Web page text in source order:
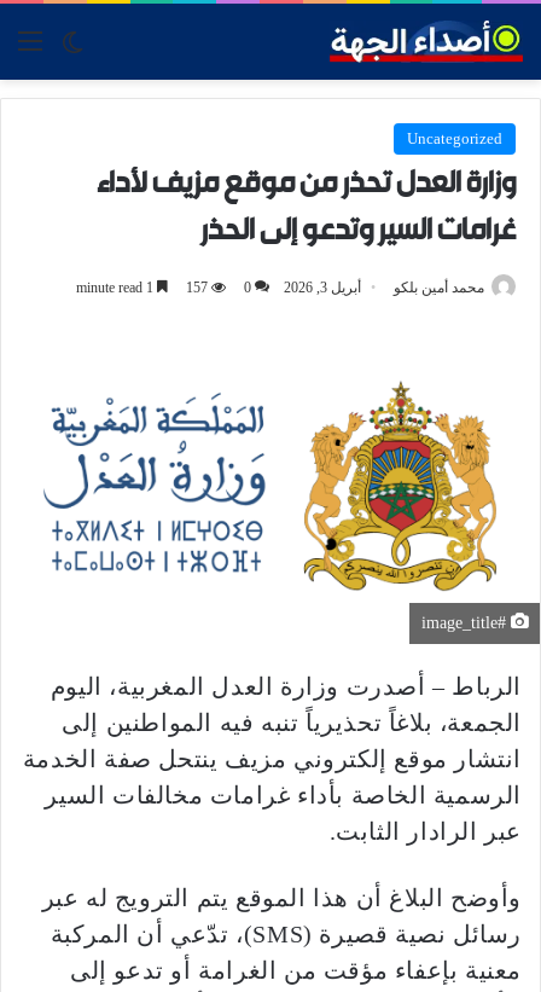
skin
Uncategorized
وزارة العدل تحذر من موقع مزيف لأداء
غرامات السير وتدعو إلى الحذر
محمد أمين بلكو أبريل 3, 2026 0
157
#image_title
الرباط – أصدرت وزارة العدل المغربية، اليوم
الجمعة، بلاغاً تحذيرياً تنبه فيه المواطنين إلى
انتشار موقع إلكتروني مزيف ينتحل صفة الخدمة
الرسمية الخاصة بأداء غرامات مخالفات السير
عبر الرادار الثابت.
وأوضح البلاغ أن هذا الموقع يتم الترويج له عبر
رسائل نصية قصيرة (SMS)، تدّعي أن المركبة
معنية بإعفاء مؤقت من الغرامة أو تدعو إلى